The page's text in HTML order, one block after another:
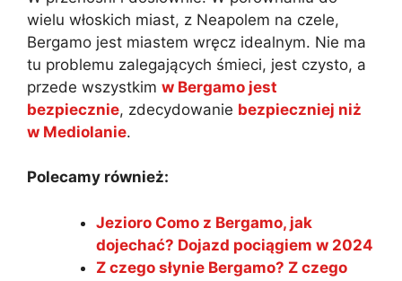
wielu włoskich miast, z Neapolem na czele,
Bergamo jest miastem wręcz idealnym. Nie ma
tu problemu zalegających śmieci, jest czysto, a
przede wszystkim w Bergamo jest
bezpiecznie, zdecydowanie bezpieczniej niż
w Mediolanie.
Polecamy również:
Jezioro Como z Bergamo, jak
dojechać? Dojazd pociągiem w 2024
Z czego słynie Bergamo? Z czego